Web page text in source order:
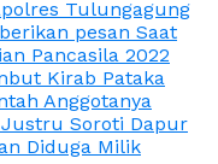
Tulungagung
pesan Saat
Pancasila 2022
Kirab Pataka
Anggotanya
Justru Soroti Dapur
Diduga Milik